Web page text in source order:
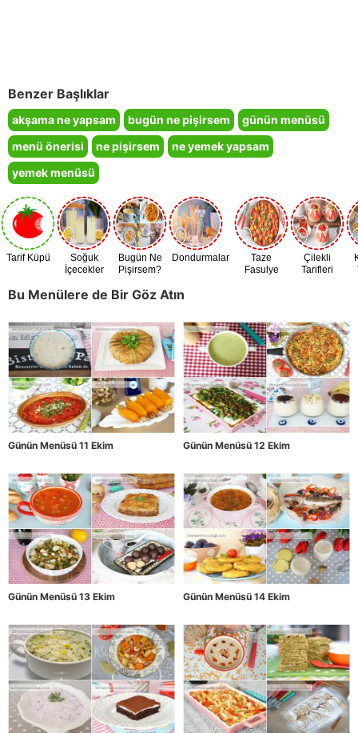
Benzer Başlıklar
akşama ne yapsam bugün ne pişirsem
günün menüsü
menü önerisi
ne pişirsem
ne yemek yapsam
yemek menüsü
Tarif Küpü
Soğuk
İçecekler
Bugün Ne
Pişirsem?
Dondurmalar
Taze
Fasulye
Çilekli
Tarifleri
Bu Menülere de Bir Göz Atın
Günün Menüsü 11 Ekim Günün Menüsü 12 Ekim
Günün Menüsü 13 Ekim Günün Menüsü 14 Ekim